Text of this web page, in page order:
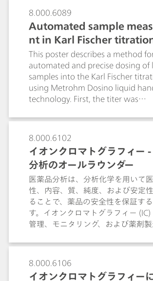
8.000.6089
Automated sample
nt in Karl Fischer
This poster describes a method
automated and precise dosing of
samples into the Karl Fischer
using Metrohm Dosino liquid
technology. First, the titer was
water. The same dosing
determination in highly viscous
glycol fluids and low-boiling
solvents such as n-pentane. Lastly,
method copes with the labor-
human error-prone suitability test
stipulated in chapter 2.5.12 in the
European Pharmacopoeia.
8.000.6102
イオンクロマトグラフィー
分析のオールラウンダー
医薬品分析は、分析化学を用いて
性、内容、質、純度、および安定
ることで、薬品の安全性を保証す
す。イオンクロマトグラフィー (IC)
管理、モニタリング、および薬剤
い用途を提供します。非常に正確
ションにおける要求を満たします。
8.000.6106
イオンクロマトグラフィー